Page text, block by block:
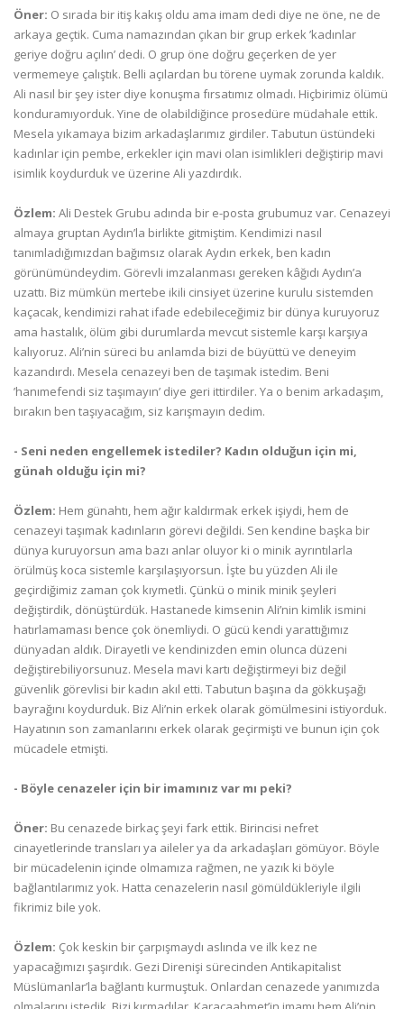
Öner: O sırada bir itiş kakış oldu ama imam dedi diye ne öne, ne de
arkaya geçtik. Cuma namazından çıkan bir grup erkek ’kadınlar
geriye doğru açılın’ dedi. O grup öne doğru geçerken de yer
vermemeye çalıştık. Belli açılardan bu törene uymak zorunda kaldık.
Ali nasıl bir şey ister diye konuşma fırsatımız olmadı. Hiçbirimiz ölümü
konduramıyorduk. Yine de olabildiğince prosedüre müdahale ettik.
Mesela yıkamaya bizim arkadaşlarımız girdiler. Tabutun üstündeki
kadınlar için pembe, erkekler için mavi olan isimlikleri değiştirip mavi
isimlik koydurduk ve üzerine Ali yazdırdık.
Özlem: Ali Destek Grubu adında bir e-posta grubumuz var. Cenazeyi
almaya gruptan Aydın’la birlikte gitmiştim. Kendimizi nasıl
tanımladığımızdan bağımsız olarak Aydın erkek, ben kadın
görünümündeydim. Görevli imzalanması gereken kâğıdı Aydın’a
uzattı. Biz mümkün mertebe ikili cinsiyet üzerine kurulu sistemden
kaçacak, kendimizi rahat ifade edebileceğimiz bir dünya kuruyoruz
ama hastalık, ölüm gibi durumlarda mevcut sistemle karşı karşıya
kalıyoruz. Ali’nin süreci bu anlamda bizi de büyüttü ve deneyim
kazandırdı. Mesela cenazeyi ben de taşımak istedim. Beni
’hanımefendi siz taşımayın’ diye geri ittirdiler. Ya o benim arkadaşım,
bırakın ben taşıyacağım, siz karışmayın dedim.
- Seni neden engellemek istediler? Kadın olduğun için mi,
günah olduğu için mi?
Özlem: Hem günahtı, hem ağır kaldırmak erkek işiydi, hem de
cenazeyi taşımak kadınların görevi değildi. Sen kendine başka bir
dünya kuruyorsun ama bazı anlar oluyor ki o minik ayrıntılarla
örülmüş koca sistemle karşılaşıyorsun. İşte bu yüzden Ali ile
geçirdiğimiz zaman çok kıymetli. Çünkü o minik minik şeyleri
değiştirdik, dönüştürdük. Hastanede kimsenin Ali’nin kimlik ismini
hatırlamaması bence çok önemliydi. O gücü kendi yarattığımız
dünyadan aldık. Dirayetli ve kendinizden emin olunca düzeni
değiştirebiliyorsunuz. Mesela mavi kartı değiştirmeyi biz değil
güvenlik görevlisi bir kadın akıl etti. Tabutun başına da gökkuşağı
bayrağını koydurduk. Biz Ali’nin erkek olarak gömülmesini istiyorduk.
Hayatının son zamanlarını erkek olarak geçirmişti ve bunun için çok
mücadele etmişti.
- Böyle cenazeler için bir imamınız var mı peki?
Öner: Bu cenazede birkaç şeyi fark ettik. Birincisi nefret
cinayetlerinde transları ya aileler ya da arkadaşları gömüyor. Böyle
bir mücadelenin içinde olmamıza rağmen, ne yazık ki böyle
bağlantılarımız yok. Hatta cenazelerin nasıl gömüldükleriyle ilgili
fikrimiz bile yok.
Özlem: Çok keskin bir çarpışmaydı aslında ve ilk kez ne
yapacağımızı şaşırdık. Gezi Direnişi sürecinden Antikapitalist
Müslümanlar’la bağlantı kurmuştuk. Onlardan cenazede yanımızda